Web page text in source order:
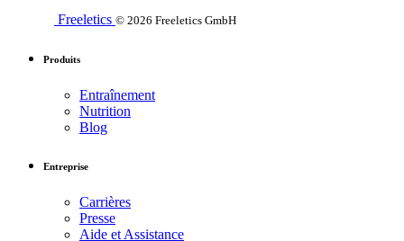
Freeletics © 2026 Freeletics GmbH
Produits
Entraînement
Nutrition
Blog
Entreprise
Carrières
Presse
Aide et Assistance